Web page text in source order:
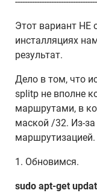
Этот вариант НЕ
инсталляциях
результат.
Дело в том, что
splitp не вполне
маршрутами, в
маской /32. Из-
маршрутизацией.
1. Обновимся.
sudo apt-get